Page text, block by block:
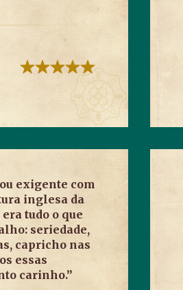
exigente com
inglesa da
tudo o que
seriedade,
capricho nas
essas
carinho.”